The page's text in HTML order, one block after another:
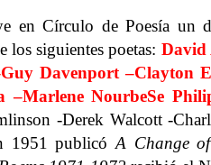
en Círculo de Poesía un
los siguientes poetas: David
Guy Davenport–Clayton
–Marlene NourbeSe
-Derek Walcott -
1951 publicó A Change